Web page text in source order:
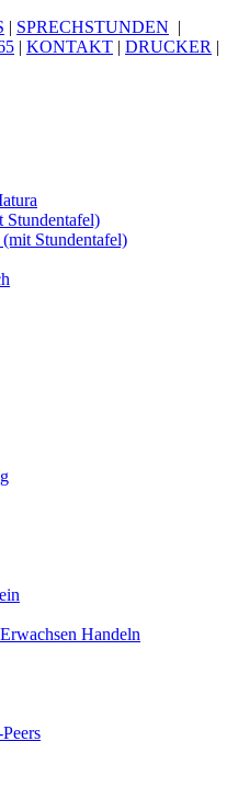
| SPRECHSTUNDEN |
| KONTAKT | DRUCKER |
Stundentafel)
Stundentafel)
Handeln